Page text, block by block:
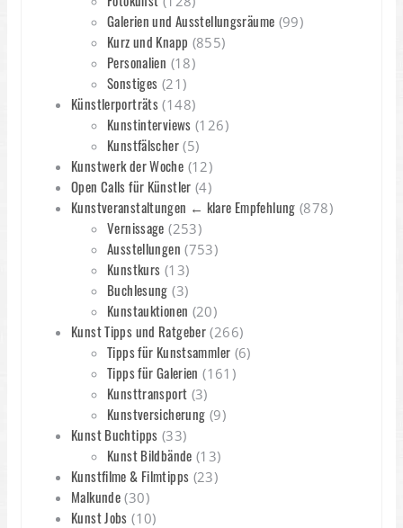
Galerien und Ausstellungsräume (99)
Kurz und Knapp (855)
Personalien (18)
Sonstiges (21)
Künstlerporträts (148)
Kunstinterviews (126)
Kunstfälscher(5)
Kunstwerk der Woche (12)
Open Calls für Künstler (4)
Kunstveranstaltungen ← klare Empfehlung (878)
Vernissage (253)
Ausstellungen (753)
Kunstkurs (13)
Buchlesung (3)
Kunstauktionen (20)
Kunst Tipps und Ratgeber (266)
Tipps für Kunstsammler (6)
Tipps für Galerien (161)
Kunsttransport (3)
Kunstversicherung (9)
Kunst Buchtipps (33)
Kunst Bildbände (13)
Kunstfilme & Filmtipps (23)
Malkunde (30)
Kunst Jobs (10)